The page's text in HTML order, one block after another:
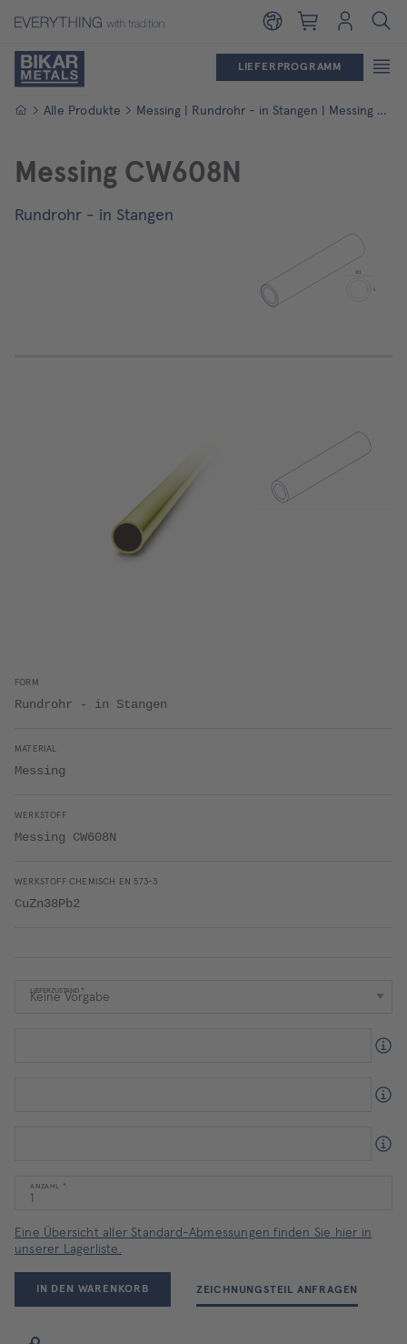
Warenkorb
Login
LIEFERPROGRAMM
StartseiteAlle Produkte Messing | Rundrohr - in Stangen | Messing CW608N
Messing CW608N
Rundrohr - in Stangen
FORM
Rundrohr - in Stangen
MATERIAL
Messing
WERKSTOFF
Messing CW608N
WERKSTOFF CHEMISCH EN 573-3
CuZn38Pb2
LIEFERZUSTAND
ANZAHL
Eine Übersicht aller Standard-Abmessungen finden Sie hier in
unserer Lagerliste.
IN DEN WARENKORB ZEICHNUNGSTEIL ANFRAGEN